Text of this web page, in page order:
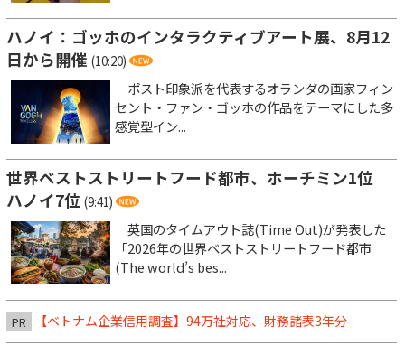
ハノイ：ゴッホのインタラクティブアート展、8月12
日から開催 (10:20)
ポスト印象派を代表するオランダの画家フィン
セント・ファン・ゴッホの作品をテーマにした多
感覚型イン...
世界ベストストリートフード都市、ホーチミン1位
ハノイ7位 (9:41)
英国のタイムアウト誌(Time Out)が発表した
「2026年の世界ベストストリートフード都市
(The world’s bes...
PR 【ベトナム企業信用調査】94万社対応、財務諸表3年分